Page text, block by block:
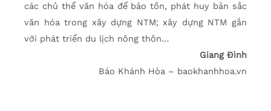
các chủ thể văn hóa để bảo tồn, phát huy bản sắc
văn hóa trong xây dựng NTM; xây dựng NTM gắn
với phát triển du lịch nông thôn…
Giang Đình
Báo Khánh Hòa – baokhanhhoa.vn